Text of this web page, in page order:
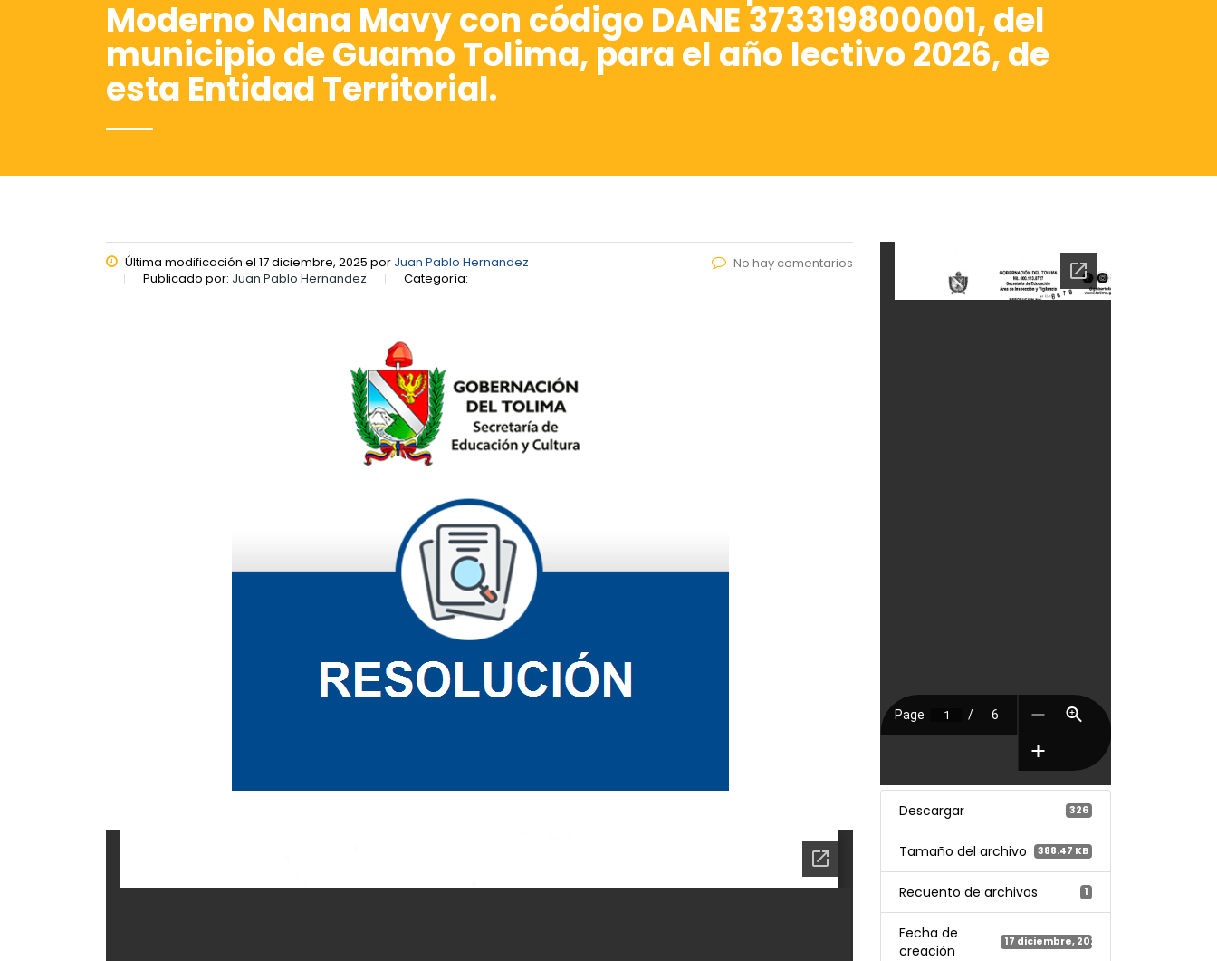
Moderno Nana Mavy con código DANE 373319800001, del
municipio de Guamo Tolima, para el año lectivo 2026, de
esta Entidad Territorial.
Última modificación el 17 diciembre, 2025 por Juan Pablo Hernandez
Publicado por: Juan Pablo Hernandez Categoría:
No hay comentarios
Descargar 326
Tamaño del archivo 388.47 KB
Recuento de archivos 1
Fecha de
creación
17 diciembre, 2025